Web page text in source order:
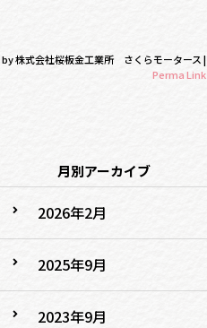
by株式会社桜板金工業所 さくらモータース|
Perma Link
月別アーカイブ
2026年2月
2025年9月
2023年9月